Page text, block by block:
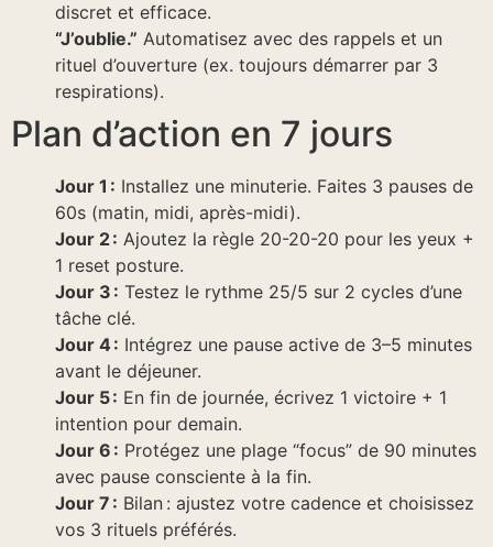
discret et efficace.
“J’oublie.” Automatisez avec des rappels et un
rituel d’ouverture (ex. toujours démarrer par 3
respirations).
Plan d’action en 7 jours
Jour 1 : Installez une minuterie. Faites 3 pauses de
60s (matin, midi, après-midi).
Jour 2 : Ajoutez la règle 20-20-20 pour les yeux +
1 reset posture.
Jour 3 : Testez le rythme 25/5 sur 2 cycles d’une
tâche clé.
Jour 4 : Intégrez une pause active de 3–5 minutes
avant le déjeuner.
Jour 5 : En fin de journée, écrivez 1 victoire + 1
intention pour demain.
Jour 6 : Protégez une plage “focus” de 90 minutes
avec pause consciente à la fin.
Jour 7 : Bilan : ajustez votre cadence et choisissez
vos 3 rituels préférés.